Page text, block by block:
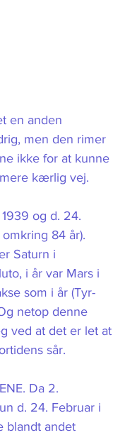
en anden
men den rimer
ikke for at kunne
kærlig vej.
og d. 24.
84 år).
Saturn i
i år var Mars i
som i år (Tyr-
netop denne
ved at det er let at
sår.
Da 2.
d. 24. Februar i
blandt andet